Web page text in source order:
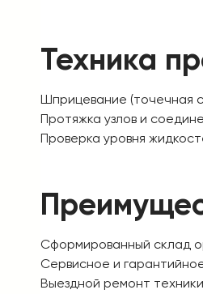
Техника
Шприцевание (точечная
Протяжка узлов и
Проверка уровня
Сформированный склад
Сервисное и
Выездной ремонт